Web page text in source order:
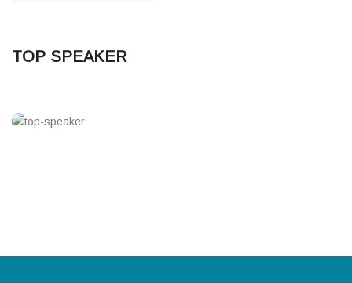
TOP SPEAKER